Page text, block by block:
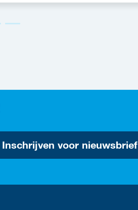
Inschrijven voor nieuwsbrief